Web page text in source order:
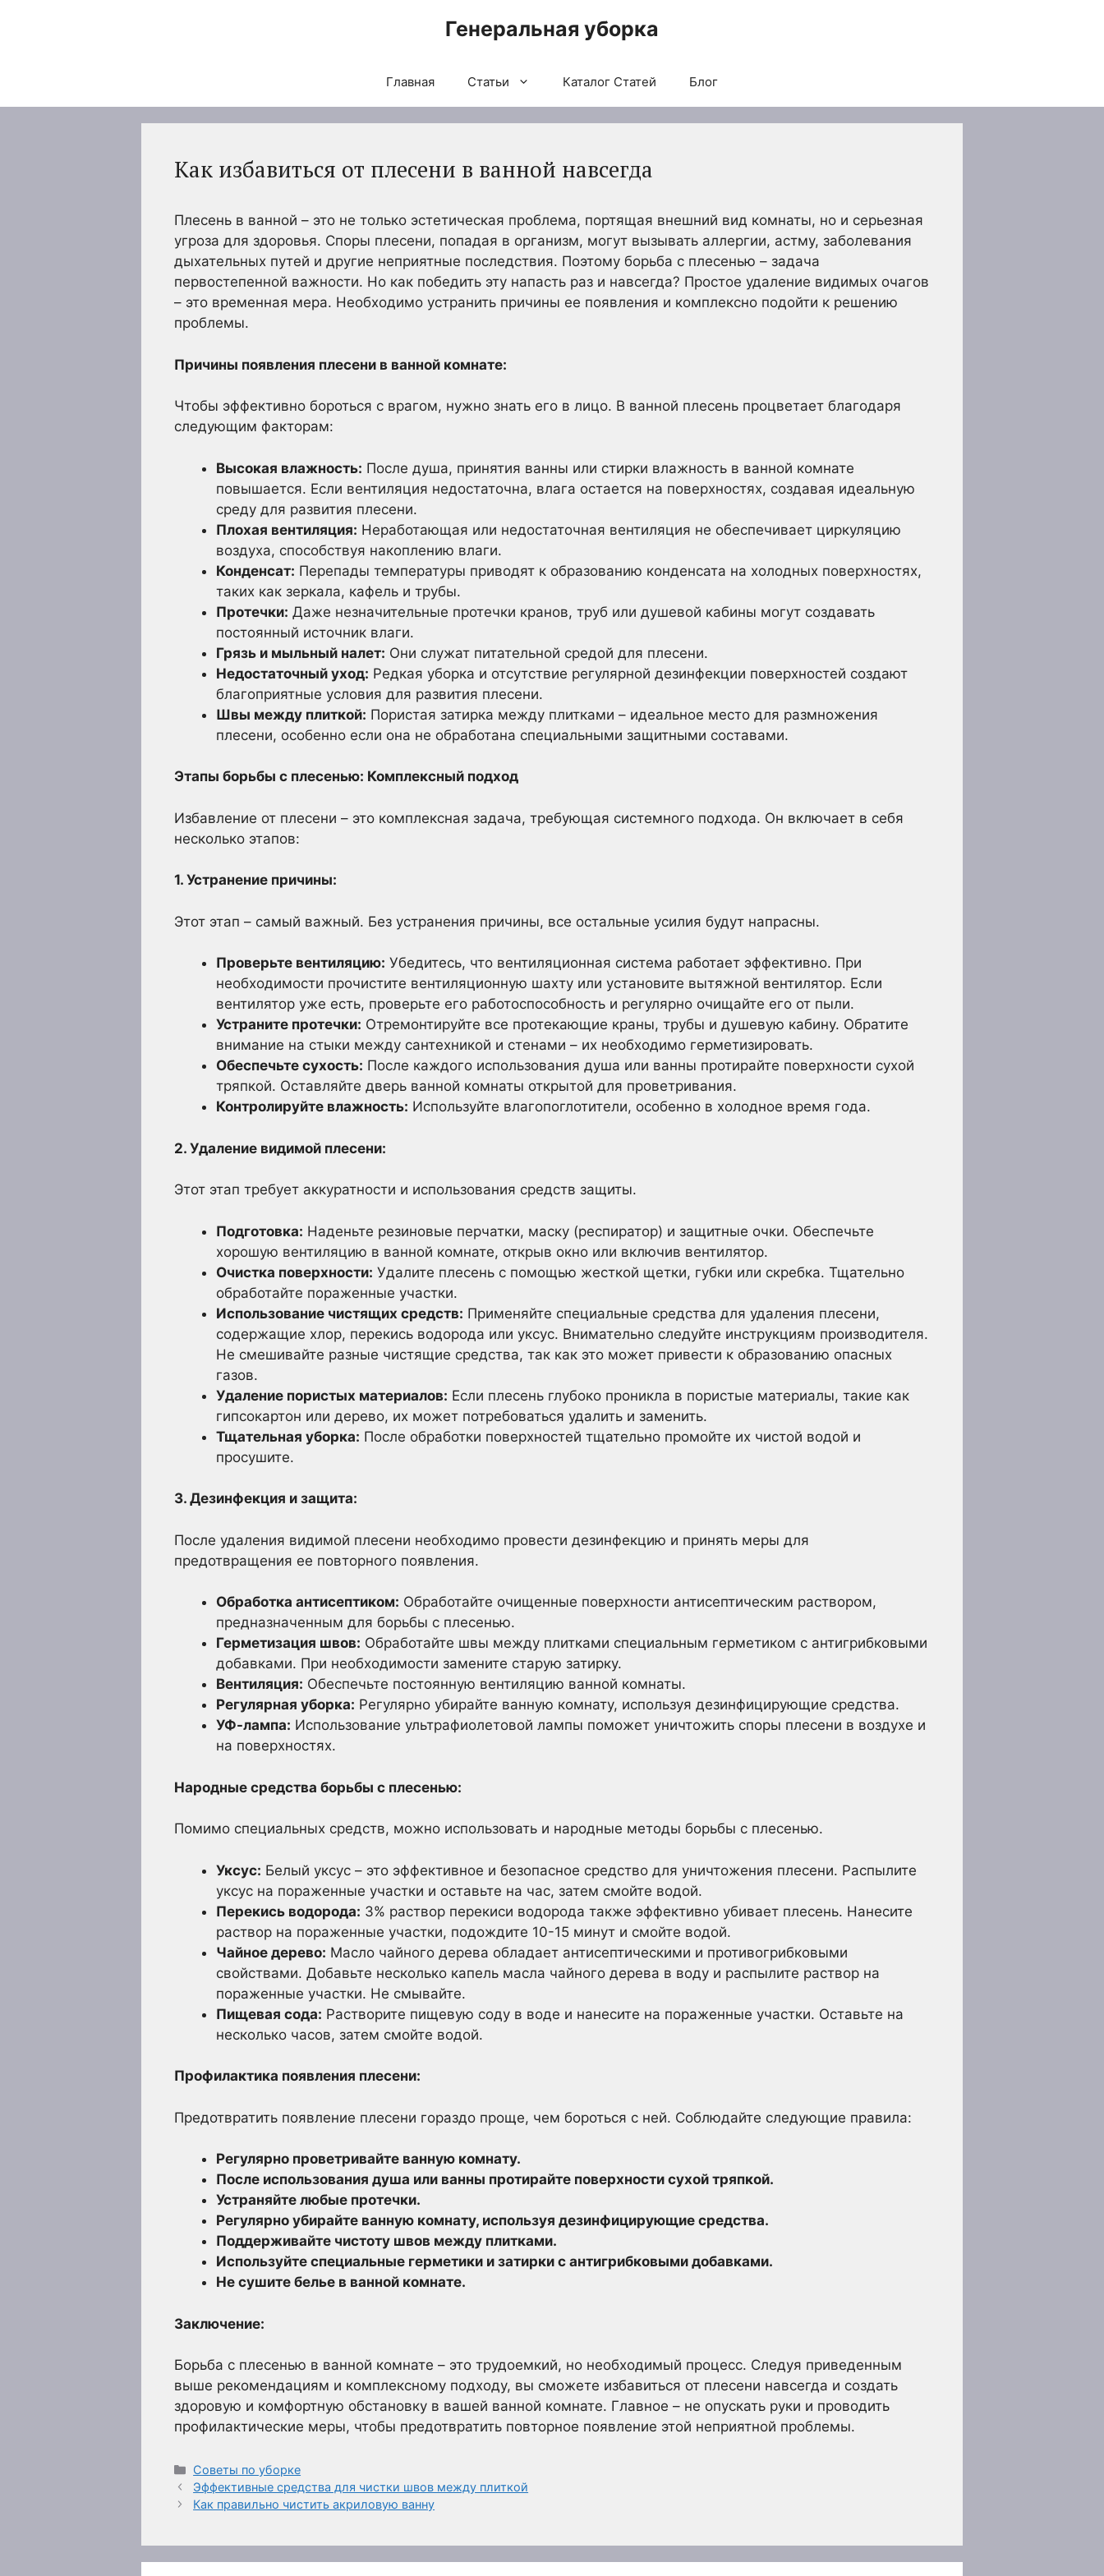
Генеральная уборка
Главная Статьи Каталог Статей Блог
Как избавиться от плесени в ванной навсегда
Плесень в ванной – это не только эстетическая проблема, портящая внешний вид комнаты, но и серьезная
угроза для здоровья. Споры плесени, попадая в организм, могут вызывать аллергии, астму, заболевания
дыхательных путей и другие неприятные последствия. Поэтому борьба с плесенью – задача
первостепенной важности. Но как победить эту напасть раз и навсегда? Простое удаление видимых очагов
– это временная мера. Необходимо устранить причины ее появления и комплексно подойти к решению
проблемы.
Причины появления плесени в ванной комнате:
Чтобы эффективно бороться с врагом, нужно знать его в лицо. В ванной плесень процветает благодаря
следующим факторам:
Высокая влажность: После душа, принятия ванны или стирки влажность в ванной комнате
повышается. Если вентиляция недостаточна, влага остается на поверхностях, создавая идеальную
среду для развития плесени.
Плохая вентиляция: Неработающая или недостаточная вентиляция не обеспечивает циркуляцию
воздуха, способствуя накоплению влаги.
Конденсат: Перепады температуры приводят к образованию конденсата на холодных поверхностях,
таких как зеркала, кафель и трубы.
Протечки: Даже незначительные протечки кранов, труб или душевой кабины могут создавать
постоянный источник влаги.
Грязь и мыльный налет: Они служат питательной средой для плесени.
Недостаточный уход: Редкая уборка и отсутствие регулярной дезинфекции поверхностей создают
благоприятные условия для развития плесени.
Швы между плиткой: Пористая затирка между плитками – идеальное место для размножения
плесени, особенно если она не обработана специальными защитными составами.
Этапы борьбы с плесенью: Комплексный подход
Избавление от плесени – это комплексная задача, требующая системного подхода. Он включает в себя
несколько этапов:
1. Устранение причины:
Этот этап – самый важный. Без устранения причины, все остальные усилия будут напрасны.
Проверьте вентиляцию: Убедитесь, что вентиляционная система работает эффективно. При
необходимости прочистите вентиляционную шахту или установите вытяжной вентилятор. Если
вентилятор уже есть, проверьте его работоспособность и регулярно очищайте его от пыли.
Устраните протечки: Отремонтируйте все протекающие краны, трубы и душевую кабину. Обратите
внимание на стыки между сантехникой и стенами – их необходимо герметизировать.
Обеспечьте сухость: После каждого использования душа или ванны протирайте поверхности сухой
тряпкой. Оставляйте дверь ванной комнаты открытой для проветривания.
Контролируйте влажность: Используйте влагопоглотители, особенно в холодное время года.
2. Удаление видимой плесени:
Этот этап требует аккуратности и использования средств защиты.
Подготовка: Наденьте резиновые перчатки, маску (респиратор) и защитные очки. Обеспечьте
хорошую вентиляцию в ванной комнате, открыв окно или включив вентилятор.
Очистка поверхности: Удалите плесень с помощью жесткой щетки, губки или скребка. Тщательно
обработайте пораженные участки.
Использование чистящих средств: Применяйте специальные средства для удаления плесени,
содержащие хлор, перекись водорода или уксус. Внимательно следуйте инструкциям производителя.
Не смешивайте разные чистящие средства, так как это может привести к образованию опасных
газов.
Удаление пористых материалов: Если плесень глубоко проникла в пористые материалы, такие как
гипсокартон или дерево, их может потребоваться удалить и заменить.
Тщательная уборка: После обработки поверхностей тщательно промойте их чистой водой и
просушите.
3. Дезинфекция и защита:
После удаления видимой плесени необходимо провести дезинфекцию и принять меры для
предотвращения ее повторного появления.
Обработка антисептиком: Обработайте очищенные поверхности антисептическим раствором,
предназначенным для борьбы с плесенью.
Герметизация швов: Обработайте швы между плитками специальным герметиком с антигрибковыми
добавками. При необходимости замените старую затирку.
Вентиляция: Обеспечьте постоянную вентиляцию ванной комнаты.
Регулярная уборка: Регулярно убирайте ванную комнату, используя дезинфицирующие средства.
УФ-лампа: Использование ультрафиолетовой лампы поможет уничтожить споры плесени в воздухе и
на поверхностях.
Народные средства борьбы с плесенью:
Помимо специальных средств, можно использовать и народные методы борьбы с плесенью.
Уксус: Белый уксус – это эффективное и безопасное средство для уничтожения плесени. Распылите
уксус на пораженные участки и оставьте на час, затем смойте водой.
Перекись водорода: 3% раствор перекиси водорода также эффективно убивает плесень. Нанесите
раствор на пораженные участки, подождите 10-15 минут и смойте водой.
Чайное дерево: Масло чайного дерева обладает антисептическими и противогрибковыми
свойствами. Добавьте несколько капель масла чайного дерева в воду и распылите раствор на
пораженные участки. Не смывайте.
Пищевая сода: Растворите пищевую соду в воде и нанесите на пораженные участки. Оставьте на
несколько часов, затем смойте водой.
Профилактика появления плесени:
Предотвратить появление плесени гораздо проще, чем бороться с ней. Соблюдайте следующие правила:
Регулярно проветривайте ванную комнату.
После использования душа или ванны протирайте поверхности сухой тряпкой.
Устраняйте любые протечки.
Регулярно убирайте ванную комнату, используя дезинфицирующие средства.
Поддерживайте чистоту швов между плитками.
Используйте специальные герметики и затирки с антигрибковыми добавками.
Не сушите белье в ванной комнате.
Заключение:
Борьба с плесенью в ванной комнате – это трудоемкий, но необходимый процесс. Следуя приведенным
выше рекомендациям и комплексному подходу, вы сможете избавиться от плесени навсегда и создать
здоровую и комфортную обстановку в вашей ванной комнате. Главное – не опускать руки и проводить
профилактические меры, чтобы предотвратить повторное появление этой неприятной проблемы.
Рубрики
Советы по уборке
Эффективные средства для чистки швов между плиткой
Как правильно чистить акриловую ванну